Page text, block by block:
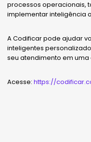
processos operacionais,
implementar inteligência
A Codificar pode ajudar
inteligentes
seu atendimento em
Acesse: https://